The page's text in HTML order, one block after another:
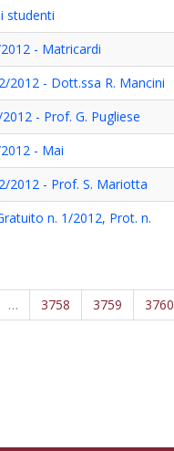
studenti
- Matricardi
2012 - Dott.ssa R. Mancini
- Prof. G. Pugliese
- Mai
2012 - Prof. S. Mariotta
n. 1/2012, Prot. n.
… 3758 3759 3760